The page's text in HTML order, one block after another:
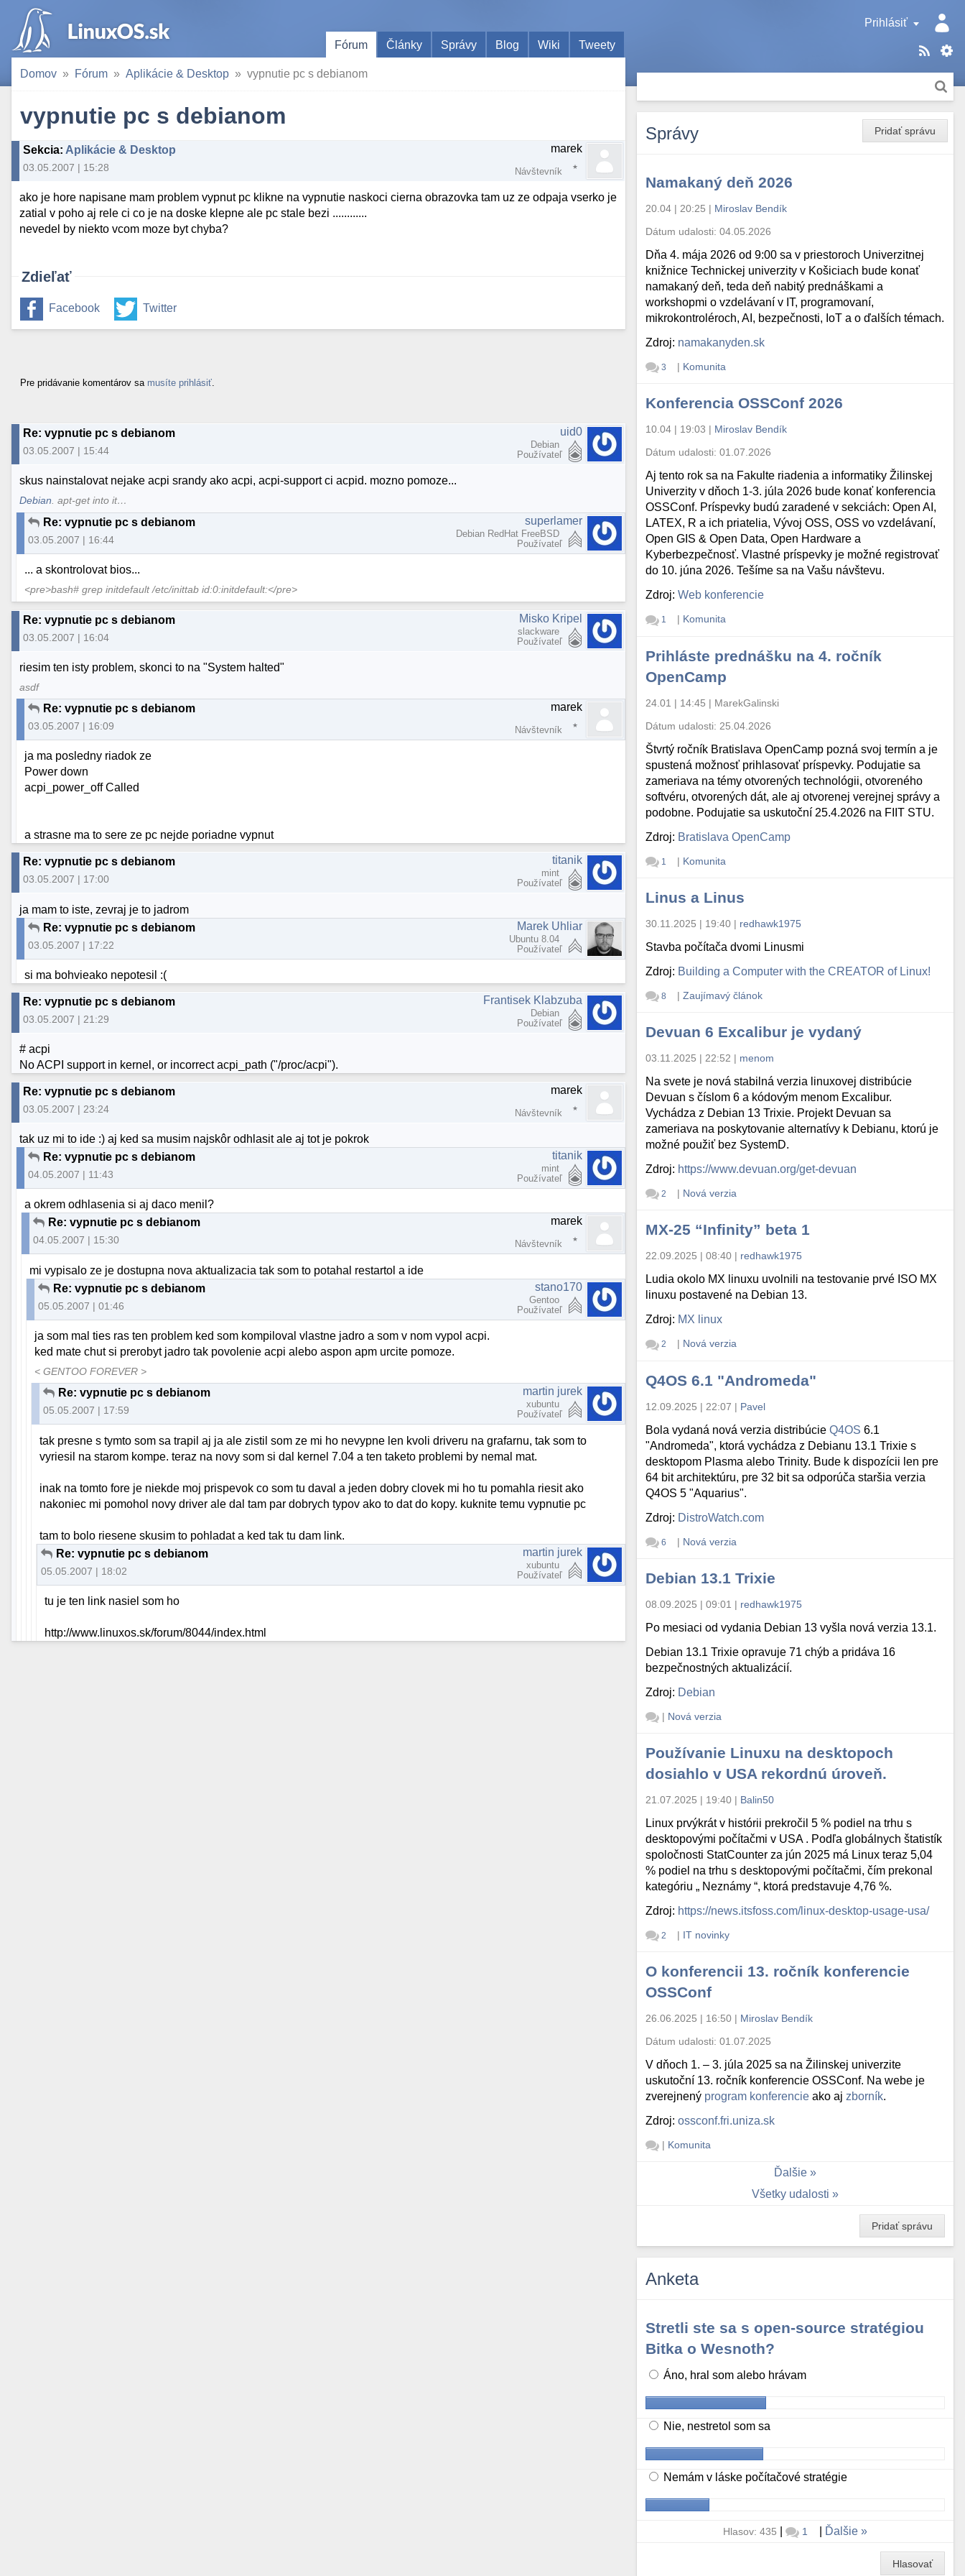
Prihlásiť
Fórum
Články Správy Blog Wiki Tweety
Domov Fórum Aplikácie & Desktop vypnutie pc s debianom
vypnutie pc s debianom
Sekcia: Aplikácie & Desktop
03.05.2007 | 15:28
marek
Návštevník
ako je hore napisane mam problem vypnut pc klikne na vypnutie naskoci cierna obrazovka tam uz ze odpaja vserko je
zatial v poho aj rele ci co je na doske klepne ale pc stale bezi ............
nevedel by niekto vcom moze byt chyba?
Zdieľať
Facebook Twitter
Pre pridávanie komentárov sa musíte prihlásiť
Re: vypnutie pc s debianom
03.05.2007 | 15:44
uid0
Debian
Používateľ
skus nainstalovat nejake acpi srandy ako acpi, acpi-support ci acpid. mozno pomoze...
Debian . apt-get into it…
Re: vypnutie pc s debianom
03.05.2007 | 16:44
superlamer
Debian RedHat FreeBSD
Používateľ
... a skontrolovat bios...
<pre>bash# grep initdefault /etc/inittab id:0:initdefault:</pre>
Re: vypnutie pc s debianom
03.05.2007 | 16:04
Misko Kripel
slackware
Používateľ
riesim ten isty problem, skonci to na "System halted"
asdf
Re: vypnutie pc s debianom
03.05.2007 | 16:09
marek
Návštevník
ja ma posledny riadok ze
Power down
acpi_power_off Called
a strasne ma to sere ze pc nejde poriadne vypnut
Re: vypnutie pc s debianom
03.05.2007 | 17:00
titanik
mint
Používateľ
ja mam to iste, zevraj je to jadrom
Re: vypnutie pc s debianom
03.05.2007 | 17:22
Marek Uhliar
Ubuntu 8.04
Používateľ
si ma bohvieako nepotesil :(
Re: vypnutie pc s debianom
03.05.2007 | 21:29
Frantisek Klabzuba
Debian
Používateľ
# acpi
No ACPI support in kernel, or incorrect acpi_path ("/proc/acpi").
Re: vypnutie pc s debianom
03.05.2007 | 23:24
marek
Návštevník
tak uz mi to ide :) aj ked sa musim najskôr odhlasit ale aj tot je pokrok
Re: vypnutie pc s debianom
04.05.2007 | 11:43
titanik
mint
Používateľ
a okrem odhlasenia si aj daco menil?
Re: vypnutie pc s debianom
04.05.2007 | 15:30
marek
Návštevník
mi vypisalo ze je dostupna nova aktualizacia tak som to potahal restartol a ide
Re: vypnutie pc s debianom
05.05.2007 | 01:46
stano170
Gentoo
Používateľ
ja som mal ties ras ten problem ked som kompiloval vlastne jadro a som v nom vypol acpi.
ked mate chut si prerobyt jadro tak povolenie acpi alebo aspon apm urcite pomoze.
< GENTOO FOREVER >
Re: vypnutie pc s debianom
05.05.2007 | 17:59
martin jurek
xubuntu
Používateľ
tak presne s tymto som sa trapil aj ja ale zistil som ze mi ho nevypne len kvoli driveru na grafarnu, tak som to
vyriesil na starom kompe. teraz na novy som si dal kernel 7.04 a ten taketo problemi by nemal mat.
inak na tomto fore je niekde moj prispevok co som tu daval a jeden dobry clovek mi ho tu pomahla riesit ako
nakoniec mi pomohol novy driver ale dal tam par dobrych typov ako to dat do kopy. kuknite temu vypnutie pc
tam to bolo riesene skusim to pohladat a ked tak tu dam link.
Re: vypnutie pc s debianom
05.05.2007 | 18:02
martin jurek
xubuntu
Používateľ
tu je ten link nasiel som ho
http://www.linuxos.sk/forum/8044/index.html
Pridať správu
Správy
Namakaný deň 2026
20.04 | 20:25 | Miroslav Bendík
Dátum udalosti:04.05.2026
Dňa 4. mája 2026 od 9:00 sa v priestoroch Univerzitnej
knižnice Technickej univerzity v Košiciach bude konať
namakaný deň, teda deň nabitý prednáškami a
workshopmi o vzdelávaní v IT, programovaní,
mikrokontroléroch, AI, bezpečnosti, IoT a o ďalších témach.
Zdroj: namakanyden.sk
3 | Komunita
Konferencia OSSConf 2026
10.04 | 19:03 | Miroslav Bendík
Dátum udalosti:01.07.2026
Aj tento rok sa na Fakulte riadenia a informatiky Žilinskej
Univerzity v dňoch 1-3. júla 2026 bude konať konferencia
OSSConf. Príspevky budú zaradené v sekciách: Open AI,
LATEX, R a ich priatelia, Vývoj OSS, OSS vo vzdelávaní,
Open GIS & Open Data, Open Hardware a
Kyberbezpečnosť. Vlastné príspevky je možné registrovať
do 10. júna 2026. Tešíme sa na Vašu návštevu.
Zdroj:Web konferencie
1 | Komunita
Prihláste prednášku na 4. ročník
OpenCamp
24.01 | 14:45 | MarekGalinski
Dátum udalosti: 25.04.2026
Štvrtý ročník Bratislava OpenCamp pozná svoj termín a je
spustená možnosť prihlasovať príspevky. Podujatie sa
zameriava na témy otvorených technológii, otvoreného
softvéru, otvorených dát, ale aj otvorenej verejnej správy a
podobne. Podujatie sa uskutoční 25.4.2026 na FIIT STU.
Zdroj: Bratislava OpenCamp
1 | Komunita
Linus a Linus
30.11.2025 | 19:40 | redhawk1975
Stavba počítača dvomi Linusmi
Zdroj: Building a Computer with the CREATOR of Linux!
8 | Zaujímavý článok
Devuan 6 Excalibur je vydaný
03.11.2025 | 22:52 | menom
Na svete je nová stabilná verzia linuxovej distribúcie
Devuan s číslom 6 a kódovým menom Excalibur.
Vychádza z Debian 13 Trixie. Projekt Devuan sa
zameriava na poskytovanie alternatívy k Debianu, ktorú je
možné použiť bez SystemD.
Zdroj: https://www.devuan.org/get-devuan
2 | Nová verzia
MX-25 “Infinity” beta 1
22.09.2025 | 08:40 | redhawk1975
Ludia okolo MX linuxu uvolnili na testovanie prvé ISO MX
linuxu postavené na Debian 13.
Zdroj: MX linux
2 | Nová verzia
Q4OS 6.1 "Andromeda"
12.09.2025 | 22:07 | Pavel
Bola vydaná nová verzia distribúcieQ4OS 6.1
"Andromeda", ktorá vychádza z Debianu 13.1 Trixie s
desktopom Plasma alebo Trinity. Bude k dispozícii len pre
64 bit architektúru, pre 32 bit sa odporúča staršia verzia
Q4OS 5 "Aquarius".
Zdroj: DistroWatch.com
6 | Nová verzia
Debian 13.1 Trixie
08.09.2025 | 09:01 | redhawk1975
Po mesiaci od vydania Debian 13 vyšla nová verzia 13.1.
Debian 13.1 Trixie opravuje 71 chýb a pridáva 16
bezpečnostných aktualizácií.
Zdroj: Debian
| Nová verzia
Používanie Linuxu na desktopoch
dosiahlo v USA rekordnú úroveň.
21.07.2025 | 19:40 | Balin50
Linux prvýkrát v histórii prekročil 5 % podiel na trhu s
desktopovými počítačmi v USA . Podľa globálnych štatistík
spoločnosti StatCounter za jún 2025 má Linux teraz 5,04
% podiel na trhu s desktopovými počítačmi, čím prekonal
kategóriu „ Neznámy “, ktorá predstavuje 4,76 %.
Zdroj: https://news.itsfoss.com/linux-desktop-usage-usa/
2 | IT novinky
O konferencii 13. ročník konferencie
OSSConf
26.06.2025 | 16:50 | Miroslav Bendík
Dátum udalosti:01.07.2025
V dňoch 1. – 3. júla 2025 sa na Žilinskej univerzite
uskutoční 13. ročník konferencie OSSConf. Na webe je
zverejnený program konferencie ako aj zborník.
Zdroj:ossconf.fri.uniza.sk
| Komunita
Ďalšie
Všetky udalosti
Pridať správu
Anketa
Stretli ste sa s open-source stratégiou
Bitka o Wesnoth?
Áno, hral som alebo hrávam
Nie, nestretol som sa
Nemám v láske počítačové stratégie
Hlasov: 435 | 1 Ďalšie
Hlasovať